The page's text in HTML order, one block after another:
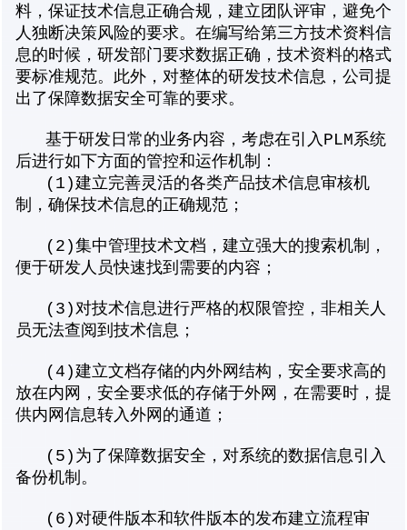
料，保证技术信息正确合规，建立团队评审，避免个
人独断决策风险的要求。在编写给第三方技术资料信
息的时候，研发部门要求数据正确，技术资料的格式
要标准规范。此外，对整体的研发技术信息，公司提
出了保障数据安全可靠的要求。
基于研发日常的业务内容，考虑在引入PLM系统
后进行如下方面的管控和运作机制：
(1)建立完善灵活的各类产品技术信息审核机
制，确保技术信息的正确规范；
(2)集中管理技术文档，建立强大的搜索机制，
便于研发人员快速找到需要的内容；
(3)对技术信息进行严格的权限管控，非相关人
员无法查阅到技术信息；
(4)建立文档存储的内外网结构，安全要求高的
放在内网，安全要求低的存储于外网，在需要时，提
供内网信息转入外网的通道；
(5)为了保障数据安全，对系统的数据信息引入
备份机制。
(6)对硬件版本和软件版本的发布建立流程审